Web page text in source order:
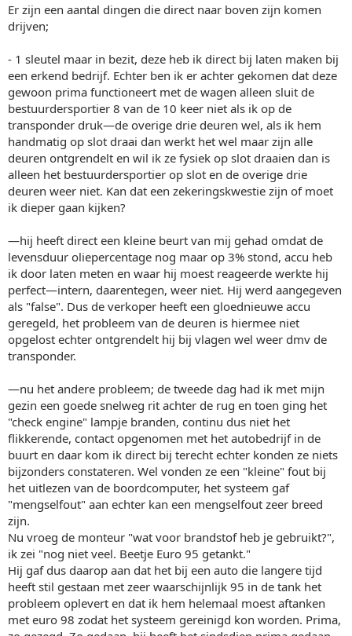
Er zijn een aantal dingen die direct naar boven zijn komen
drijven;
- 1 sleutel maar in bezit, deze heb ik direct bij laten maken bij
een erkend bedrijf. Echter ben ik er achter gekomen dat deze
gewoon prima functioneert met de wagen alleen sluit de
bestuurdersportier 8 van de 10 keer niet als ik op de
transponder druk—de overige drie deuren wel, als ik hem
handmatig op slot draai dan werkt het wel maar zijn alle
deuren ontgrendelt en wil ik ze fysiek op slot draaien dan is
alleen het bestuurdersportier op slot en de overige drie
deuren weer niet. Kan dat een zekeringskwestie zijn of moet
ik dieper gaan kijken?
—hij heeft direct een kleine beurt van mij gehad omdat de
levensduur oliepercentage nog maar op 3% stond, accu heb
ik door laten meten en waar hij moest reageerde werkte hij
perfect—intern, daarentegen, weer niet. Hij werd aangegeven
als "false". Dus de verkoper heeft een gloednieuwe accu
geregeld, het probleem van de deuren is hiermee niet
opgelost echter ontgrendelt hij bij vlagen wel weer dmv de
transponder.
—nu het andere probleem; de tweede dag had ik met mijn
gezin een goede snelweg rit achter de rug en toen ging het
"check engine" lampje branden, continu dus niet het
flikkerende, contact opgenomen met het autobedrijf in de
buurt en daar kom ik direct bij terecht echter konden ze niets
bijzonders constateren. Wel vonden ze een "kleine" fout bij
het uitlezen van de boordcomputer, het systeem gaf
"mengselfout" aan echter kan een mengselfout zeer breed
zijn.
Nu vroeg de monteur "wat voor brandstof heb je gebruikt?",
ik zei "nog niet veel. Beetje Euro 95 getankt."
Hij gaf dus daarop aan dat het bij een auto die langere tijd
heeft stil gestaan met zeer waarschijnlijk 95 in de tank het
probleem oplevert en dat ik hem helemaal moest aftanken
met euro 98 zodat het systeem gereinigd kon worden. Prima,